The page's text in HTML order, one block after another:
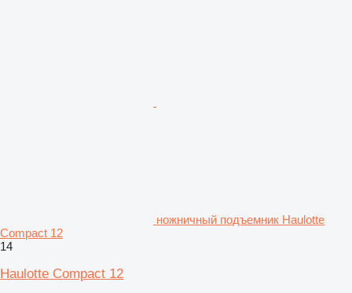
ножничный подъемник Haulotte
Compact 12
14
Haulotte Compact 12